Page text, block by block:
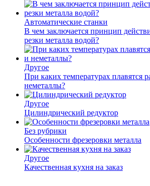
Автоматические станки
В чем заключается принцип
резки металла водой?
Другое
При каких температурах плавятся
неметаллы?
Другое
Цилиндрический редуктор
Без рубрики
Особенности фрезеровки металла
Другое
Качественная кухня на заказ